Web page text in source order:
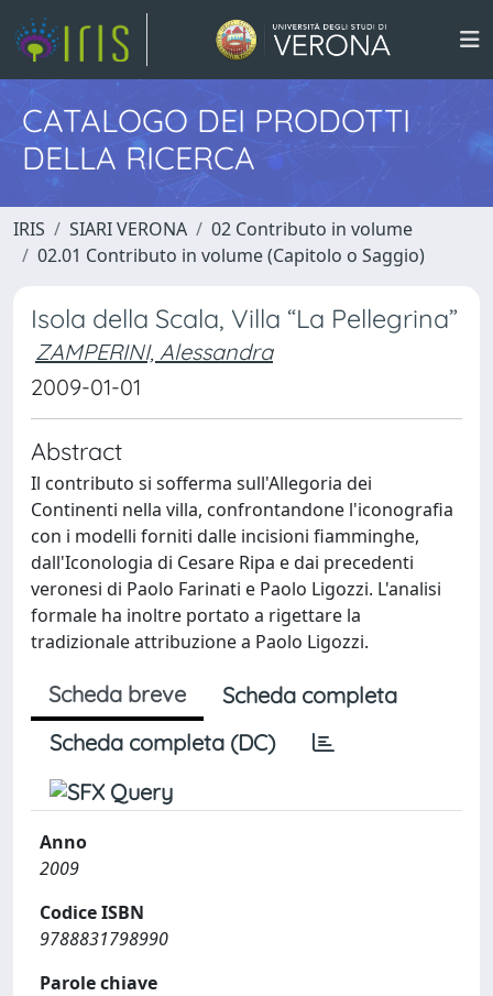
CATALOGO DEI PRODOTTI
DELLA RICERCA
IRIS SIARI VERONA
02 Contributo in volume
02.01 Contributo in volume (Capitolo o Saggio)
Isola della Scala, Villa “La Pellegrina”
ZAMPERINI, Alessandra
2009-01-01
Abstract
Il contributo si sofferma sull'Allegoria dei
Continenti nella villa, confrontandone l'iconografia
con i modelli forniti dalle incisioni fiamminghe,
dall'Iconologia di Cesare Ripa e dai precedenti
veronesi di Paolo Farinati e Paolo Ligozzi. L'analisi
formale ha inoltre portato a rigettare la
tradizionale attribuzione a Paolo Ligozzi.
Scheda breve
Scheda completa
Scheda completa (DC)
Anno
2009
Codice ISBN
9788831798990
Parole chiave